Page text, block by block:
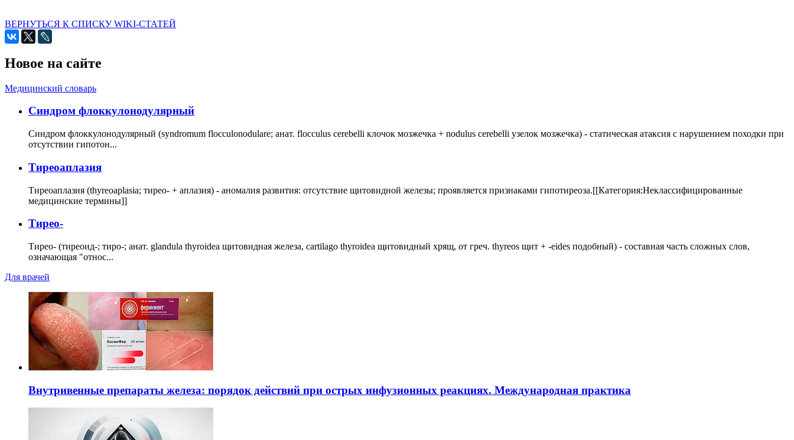
ВЕРНУТЬСЯ К СПИСКУ WIKI-СТАТЕЙ
Новое на сайте
Медицинский словарь
Cиндром флоккулонодулярный
Синдром флоккулонодулярный (syndromum flocculonodulare; анат. flocculus cerebelli клочок мозжечка + nodulus cerebelli узелок мозжечка) - статическая атаксия с нарушением походки при
отсутствии гипотон...
Тиреоаплазия
Тиреоаплазия (thyreoaplasia; тирео- + аплазия) - аномалия развития: отсутствие щитовидной железы; проявляется признаками гипотиреоза.[[Категория:Неклассифицированные
медицинские термины]]
Тирео-
Тирео- (тиреоид-; тиро-; анат. glandula thyroidea щитовидная железа, cartilago thyroidea щитовидный хрящ, от греч. thyreos щит + -eides подобный) - составная часть сложных слов,
означающая "относ...
Для врачей
Внутривенные препараты железа: порядок действий при острых инфузионных реакциях. Международная практика